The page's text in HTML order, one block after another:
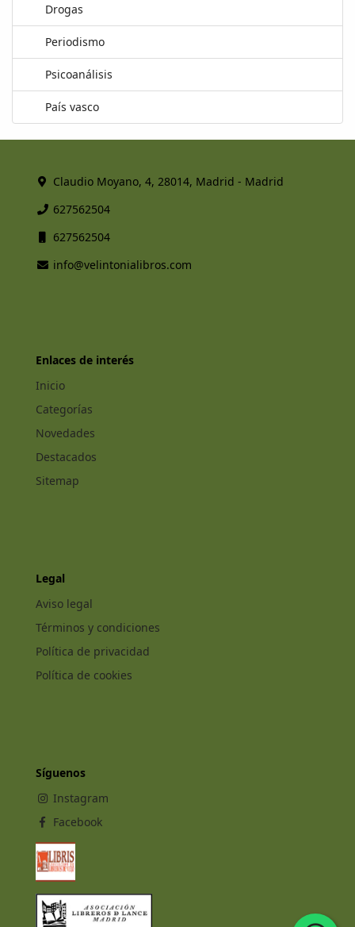
Drogas
Periodismo
Psicoanálisis
País vasco
Claudio Moyano, 4, 28014, Madrid - Madrid
627562504
627562504
info@velintonialibros.com
Enlaces de interés
Inicio
Categorías
Novedades
Destacados
Sitemap
Legal
Aviso legal
Términos y condiciones
Política de privacidad
Política de cookies
Síguenos
Instagram
Facebook